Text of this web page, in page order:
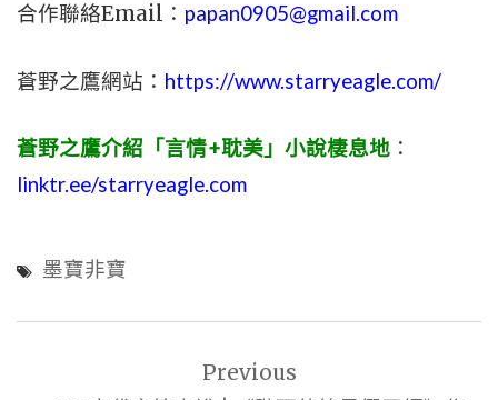
合作聯絡Email： papan0905@gmail.com
蒼野之鷹網站： https://www.starryeagle.com/
蒼野之鷹介紹「言情+耽美」小說棲息地 ：
linktr.ee/starryeagle.com
墨寶非寶
Previous